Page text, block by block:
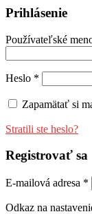
Prihlásenie
Používateľské
Heslo *
Zapamätať si
Stratili ste heslo?
Registrovať sa
E-mailová adresa *
Odkaz na